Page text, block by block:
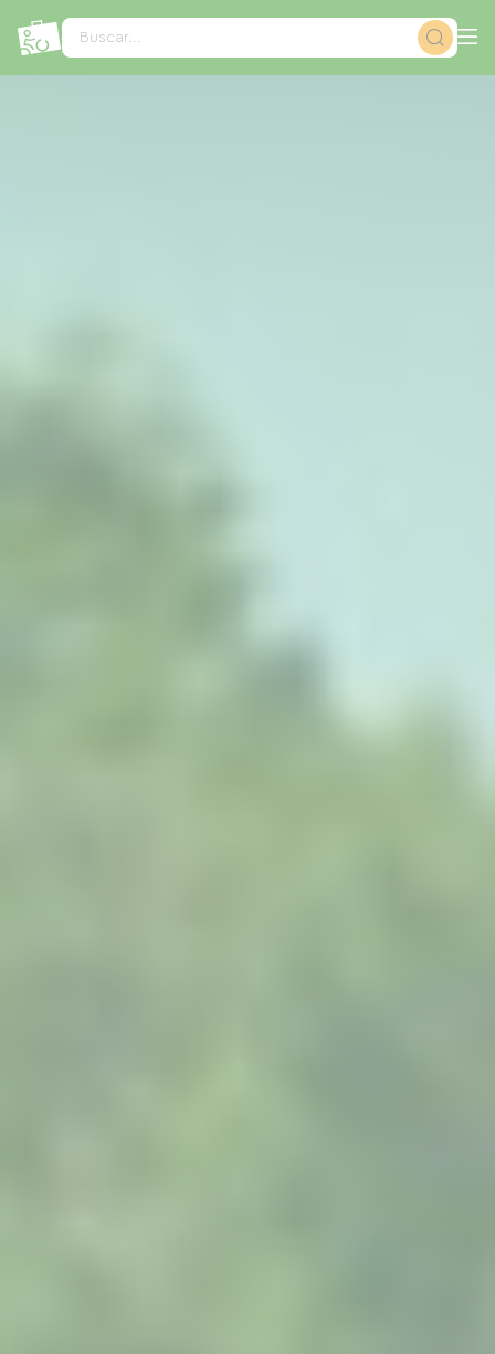
Buscar...
Panel de gestión de cookies